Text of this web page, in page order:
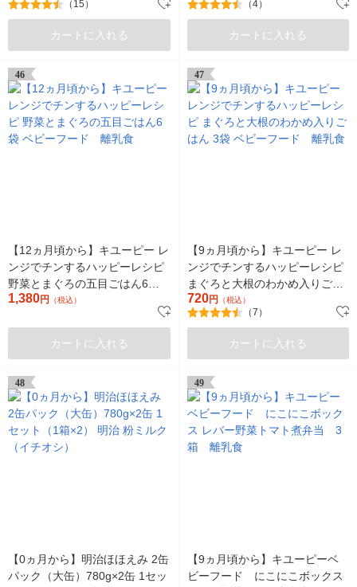
（15）
カートに入れる
（4）
カートに入れる
46
【12ヵ月頃から】キユーピー レ
ンジでチンするハッピーレシピ
野菜とまぐろの五目ごはん6袋
ベビーフード 離乳食
1,380円 （税込）
カートに入れる
47
【9ヵ月頃から】キユーピー レ
ンジでチンするハッピーレシピ
まぐろと大根のわかめ入りごは
ん 3袋 ベビーフード 離乳食
720円 （税込）
（7）
カートに入れる
48
【0ヵ月から】明治ほほえみ 2缶
パック（大缶）780g×2缶 1セッ
49
【9ヵ月頃から】キユーピーベ
ビーフード にこにこボックス